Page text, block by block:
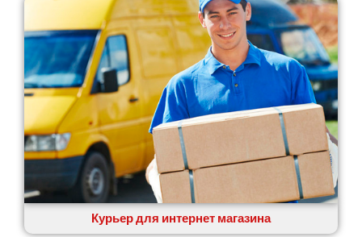
Курьер для интернет магазина